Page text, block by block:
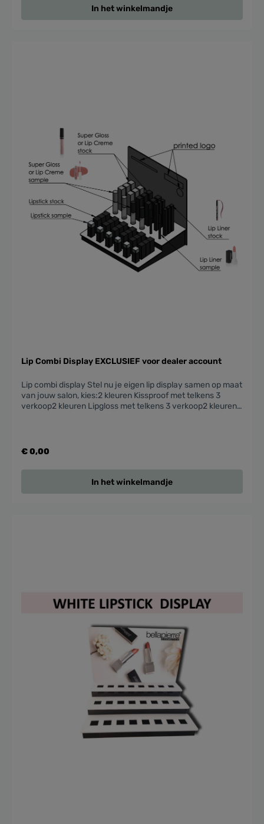
In het winkelmandje
Lip Combi Display EXCLUSIEF voor dealer account
Lip combi display Stel nu je eigen lip display samen op maat
van jouw salon, kies:2 kleuren Kissproof met telkens 3
verkoop2 kleuren Lipgloss met telkens 3 verkoop2 kleuren
€ 0,00
In het winkelmandje